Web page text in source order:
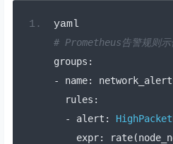
yaml
# Prometheus告警规则示
groups :
- name:
  rules
:
- alert :
    expr
: rate(